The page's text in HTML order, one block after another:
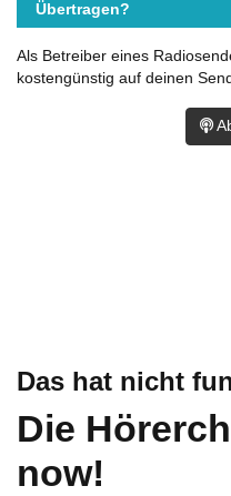
Das hat nicht
Die
now!
Übertragen?
Als Betreiber eines
kostengünstig auf deinen